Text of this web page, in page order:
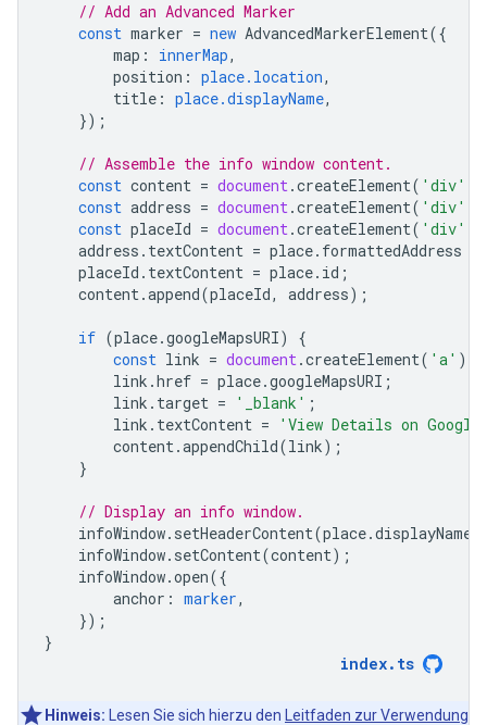
// Add an Advanced Marker
const marker = new AdvancedMarkerElement({
map : innerMap,
position : place.location,
title : place.displayName,
});
// Assemble the info window content.
const content = document.createElement( 'div'
const address = document.createElement( 'div'
const placeId = document.createElement( 'div'
address . textContent = place. formattedAddress
placeId . textContent = place. id ;
content.append(placeId, address);
if (place.googleMapsURI)
{
const link = document.createElement( 'a' );
link .href = place.googleMapsURI ;
link . target = '_blank' ;
link . textContent =
'View Details on Google
content.appendChild(link);
}
// Display an info window.
infoWindow. setHeaderContent(place.displayName
infoWindow. setContent(content);
infoWindow.open({
anchor : marker,
});
}
index. ts
Hinweis: Lesen Sie sich hierzu den
Leitfaden zur Verwendung